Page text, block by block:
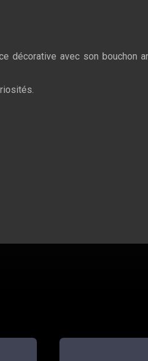
décorative avec son bouchon